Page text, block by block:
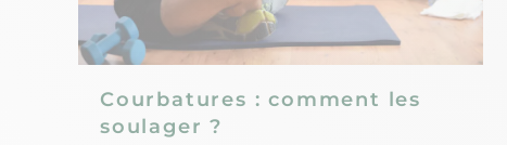
Courbatures : comment les
soulager ?